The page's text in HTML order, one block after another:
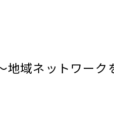
地域ネットワーク